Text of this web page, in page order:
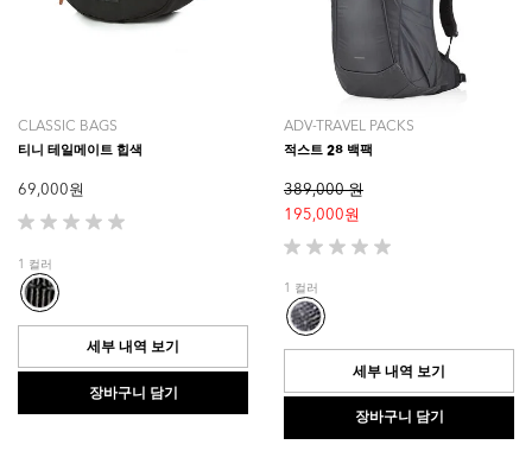
CLASSIC BAGS
티니 테일메이트 힙색
69,000 원
별
5
개
중
0.0
입
다.
1 컬러
세부 내역 보기
장바구니 담기
ADV-TRAVEL PACKS
적스트 28 백팩
389,000 원
195,000 원
별
5
개
중
0.0
입
다.
1 컬러
세부 내역 보기
장바구니 담기